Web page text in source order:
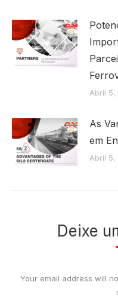
Abril 5,
As
em
Abril 5,
Deixe
Your email address will